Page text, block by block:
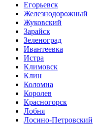
Егорьевск
Железнодорожный
Жуковский
Зарайск
Зеленоград
Ивантеевка
Истра
Климовск
Клин
Коломна
Королев
Красногорск
Лобня
Лосино-Петровский